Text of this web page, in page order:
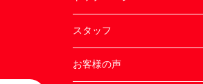
スタッフ
お客様の声